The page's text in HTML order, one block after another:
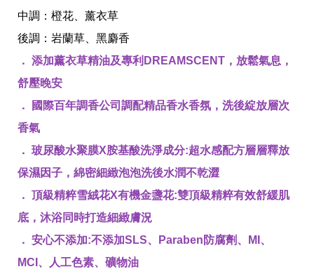
股東服務
查詢即時股價與歷年股利資訊
人才招募
人，是花仙子企業最珍視的重要資產
中調：橙花、薰衣草
後調：岩蘭草、黑麝香
． 添加薰衣草精油及專利DREAMSCENT，放鬆氣息，
舒壓晚安
． 國際百年調香公司調配精品香水香氛，洗後綻放層次
香氣
． 玻尿酸水聚膜X胺基酸洗淨成分:超水感配方層層釋放
保濕因子，綿密細緻泡泡洗後水潤不乾澀
． 頂級精粹雪絨花X有機金盞花:雙頂級精粹有效舒緩肌
底，沐浴同時打造細緻膚況
． 安心不添加:不添加SLS、Paraben防腐劑、MI、
MCI、人工色素、礦物油